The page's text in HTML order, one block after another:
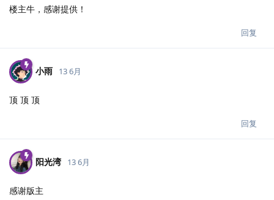
楼主牛，感谢提供！
回复
小雨 13 6月
顶 顶 顶
回复
阳光湾 13 6月
感谢版主